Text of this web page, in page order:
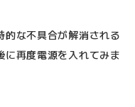
な不具合が解消される
に再度電源を入れてみま